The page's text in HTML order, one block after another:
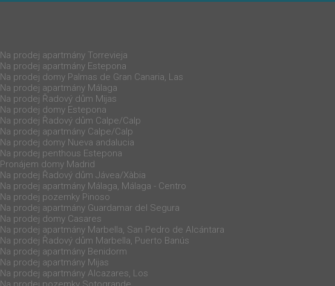
Na prodej apartmány Torrevieja
Na prodej apartmány Estepona
Na prodej domy Palmas de Gran Canaria, Las
Na prodej apartmány Málaga
Na prodej Řadový dům Mijas
Na prodej domy Estepona
Na prodej Řadový dům Calpe/Calp
Na prodej apartmány Calpe/Calp
Na prodej domy Nueva andalucia
Na prodej penthous Estepona
Pronájem domy Madrid
Na prodej Řadový dům Jávea/Xàbia
Na prodej apartmány Málaga, Málaga - Centro
Na prodej pozemky Pinoso
Na prodej apartmány Guardamar del Segura
Na prodej domy Casares
Na prodej apartmány Marbella, San Pedro de Alcántara
Na prodej Řadový dům Marbella, Puerto Banús
Na prodej apartmány Benidorm
Na prodej apartmány Mijas
Na prodej apartmány Alcazares, Los